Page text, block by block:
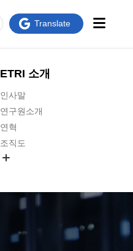
ETRI 소개
인사말
연구원소개
연혁
조직도
연구원 고객헌장
주요업무연락처
Translate